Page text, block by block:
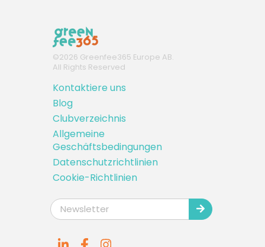
©2026 Greenfee365 Europe AB.
All Rights Reserved
Kontaktiere uns
Blog
Clubverzeichnis
Allgemeine
Geschäftsbedingungen
Datenschutzrichtlinien
Cookie-Richtlinien